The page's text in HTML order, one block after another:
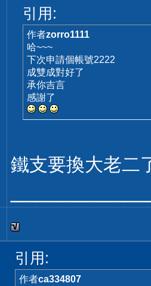
引用:
作者zorro1111
哈~~~
下次申請個帳號2222
成雙成對好了
承你吉言
感謝了
鐵支要換大老二
引用:
作者ca334807